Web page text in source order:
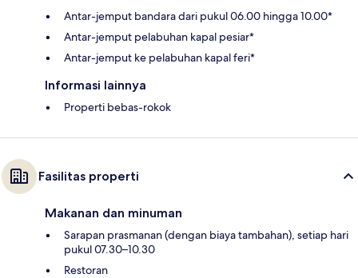
Antar-jemput bandara dari pukul 06.00 hingga 10.00*
Antar-jemput pelabuhan kapal pesiar*
Antar-jemput ke pelabuhan kapal feri*
Informasi lainnya
Properti bebas-rokok
Fasilitas properti
Makanan dan minuman
Sarapan prasmanan (dengan biaya tambahan), setiap hari
pukul 07.30–10.30
Restoran